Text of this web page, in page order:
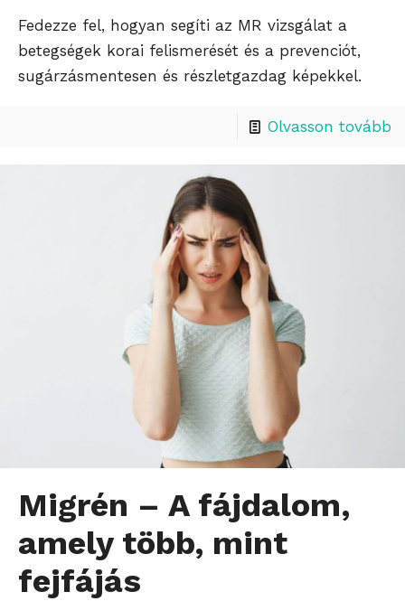
Fedezze fel, hogyan segíti az MR vizsgálat a
betegségek korai felismerését és a prevenciót,
sugárzásmentesen és részletgazdag képekkel.
Olvasson tovább
Migrén – A fájdalom,
amely több, mint
fejfájás